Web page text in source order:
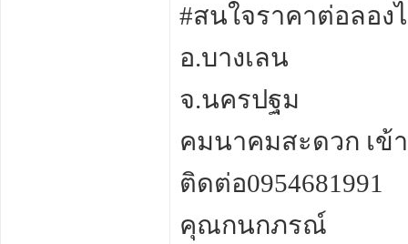
#สนใจราคาต่อลอง
อ.บางเลน
จ.นครปฐม
คมนาคมสะดวก เข้
ติดต่อ0954681991
คุณกนกภรณ์